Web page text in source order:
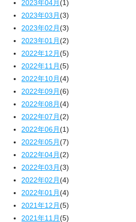
2023年04月(1)
2023年03月(3)
2023年02月(3)
2023年01月(2)
2022年12月(5)
2022年11月(5)
2022年10月(4)
2022年09月(6)
2022年08月(4)
2022年07月(2)
2022年06月(1)
2022年05月(7)
2022年04月(2)
2022年03月(3)
2022年02月(4)
2022年01月(4)
2021年12月(5)
2021年11月(5)